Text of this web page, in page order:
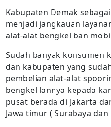
Kabupaten Demak
menjadi jangkauan
alat-alat bengkel ban
Sudah banyak konsumen
dan kabupaten yang
pembelian alat-alat
bengkel lannya kepada
pusat berada di Jakarta
Jawa timur ( Surabaya dan